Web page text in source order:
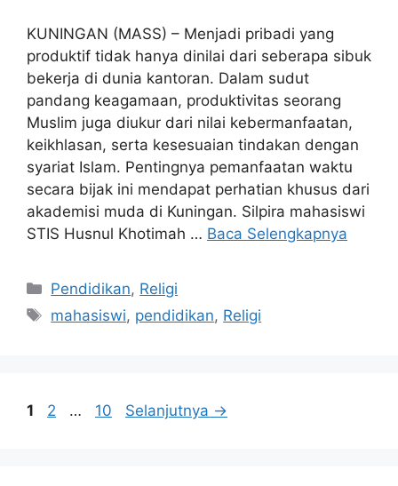
KUNINGAN (MASS) – Menjadi pribadi yang
produktif tidak hanya dinilai dari seberapa sibuk
bekerja di dunia kantoran. Dalam sudut
pandang keagamaan, produktivitas seorang
Muslim juga diukur dari nilai kebermanfaatan,
keikhlasan, serta kesesuaian tindakan dengan
syariat Islam. Pentingnya pemanfaatan waktu
secara bijak ini mendapat perhatian khusus dari
akademisi muda di Kuningan. Silpira mahasiswi
STIS Husnul Khotimah … Baca Selengkapnya
Kategori
Pendidikan, Religi
Tag
mahasiswi, pendidikan, Religi
Halaman
1 Halaman
2 … Halaman
10 Selanjutnya →